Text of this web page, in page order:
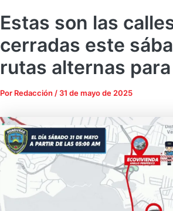
Estas son las
cerradas este
rutas alternas
Por Redacción / 31 de mayo de 2025